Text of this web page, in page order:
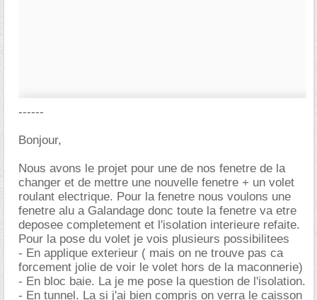
------
Bonjour,
Nous avons le projet pour une de nos fenetre de la
changer et de mettre une nouvelle fenetre + un volet
roulant electrique. Pour la fenetre nous voulons une
fenetre alu a Galandage donc toute la fenetre va etre
deposee completement et l'isolation interieure refaite.
Pour la pose du volet je vois plusieurs possibilitees
- En applique exterieur ( mais on ne trouve pas ca
forcement jolie de voir le volet hors de la maconnerie)
- En bloc baie. La je me pose la question de l'isolation.
- En tunnel. La si j'ai bien compris on verra le caisson